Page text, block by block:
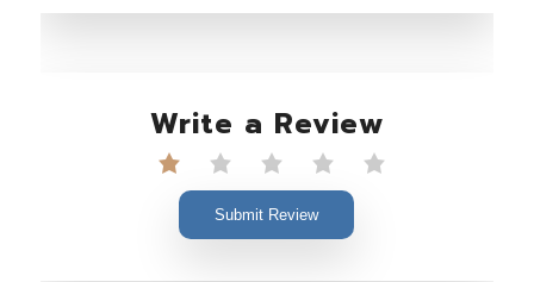
Write a Review
Submit Review